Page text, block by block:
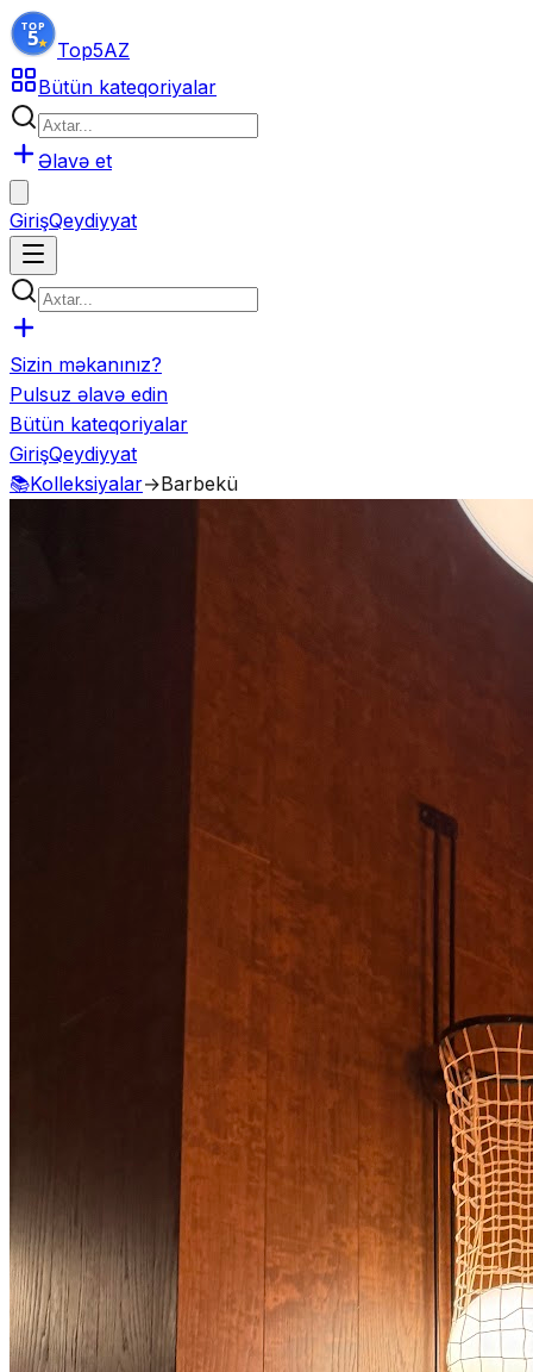
Top5AZ
Bütün kateqoriyalar
Əlavə et
GirişQeydiyyat
Sizin məkanınız?
Pulsuz əlavə edin
Bütün kateqoriyalar
GirişQeydiyyat
📚Kolleksiyalar→Barbekü